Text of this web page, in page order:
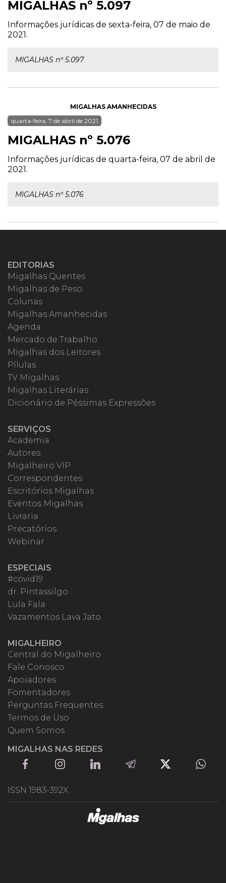
MIGALHAS nº 5.097
Informações jurídicas de sexta-feira, 07 de maio de
2021.
MIGALHAS nº 5.097
MIGALHAS AMANHECIDAS
quarta-feira, 7 de abril de 2021
MIGALHAS nº 5.076
Informações jurídicas de quarta-feira, 07 de abril de
2021.
MIGALHAS nº 5.076
EDITORIAS
Migalhas Quentes
Migalhas de Peso
Colunas
Migalhas Amanhecidas
Agenda
Mercado de Trabalho
Migalhas dos Leitores
Pílulas
TV Migalhas
Migalhas Literárias
Dicionário de Péssimas Expressões
SERVIÇOS
Academia
Autores
Migalheiro VIP
Correspondentes
Escritórios Migalhas
Eventos Migalhas
Livraria
Precatórios
Webinar
ESPECIAIS
#covid19
dr. Pintassilgo
Lula Fala
Vazamentos Lava Jato
MIGALHEIRO
Central do Migalheiro
Fale Conosco
Apoiadores
Fomentadores
Perguntas Frequentes
Termos de Uso
Quem Somos
MIGALHAS NAS REDES
ISSN 1983-392X